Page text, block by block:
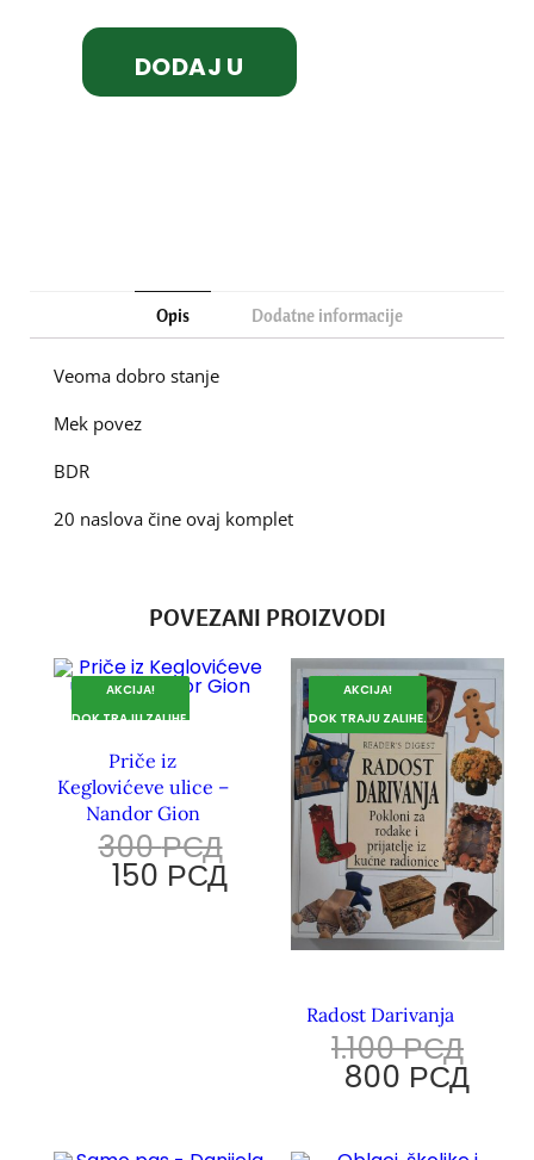
DODAJ U
Opis Dodatne informacije
Veoma dobro stanje
Mek povez
BDR
20 naslova čine ovaj komplet
POVEZANI PROIZVODI
AKCIJA!
DOK TRAJU ZALIHE.
Priče iz
Keglovićeve ulice –
Nandor Gion
300РСД
150 РСД
AKCIJA!
DOK TRAJU ZALIHE.
Radost Darivanja
1.100РСД
800 РСД